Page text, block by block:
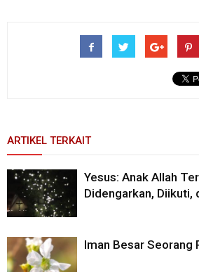
ARTIKEL TERKAIT
Yesus: Anak Allah
Didengarkan, Diikuti,
Iman Besar Seorang